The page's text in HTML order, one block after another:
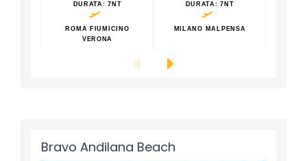
DURATA: 7NT
ROMA FIUMICINO
VERONA
DURATA: 7NT
MILANO MALPENSA
Bravo Andilana Beach